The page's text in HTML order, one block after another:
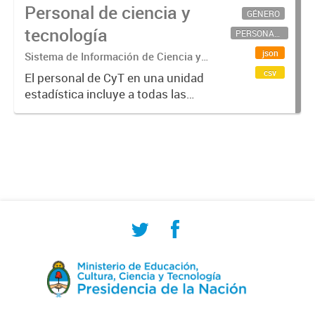
Personal de ciencia y
tecnología
Sistema de Información de Ciencia y
Tecnología Argentino (SICYTAR)
El personal de CyT en una unidad
estadística incluye a todas las
personas involucradas
GÉNERO
PERSONAL CIENTÍFICO-TECNOLÓGICO
json
csv